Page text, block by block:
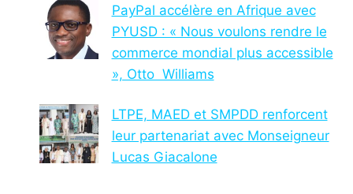
PayPal accélère en Afrique avec
PYUSD : « Nous voulons rendre le
commerce mondial plus accessible
», Otto Williams
LTPE, MAED et SMPDD renforcent
leur partenariat avec Monseigneur
Lucas Giacalone